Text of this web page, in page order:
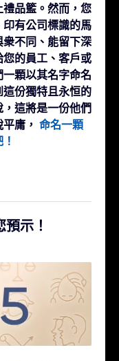
品籃。然而，您
有公司標識的馬
不同、能留下深
的員工、客戶或
顆以其名字命名
份獨特且永恒的
這將是一份他們
庸， 命名一顆
示！